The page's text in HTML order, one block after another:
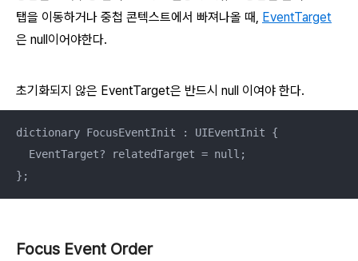
탭을 이동하거나 중첩 콘텍스트에서 빠져나올 때, EventTarget
은 null이어야한다.
초기화되지 않은 EventTarget은 반드시 null 이여야 한다.
dictionary FocusEventInit : UIEventInit {
  EventTarget? relatedTarget = null;
};
Focus Event Order